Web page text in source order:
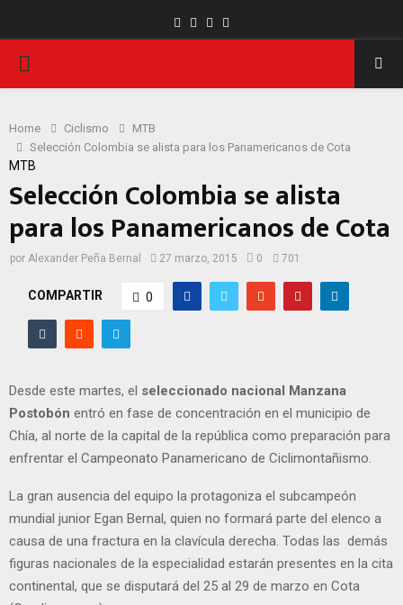
Facebook
TwitterInstagram
PRIMARY
Home Ciclismo
MTB
Selección Colombia se alista para los Panamericanos de Cota
MTB
Selección Colombia se alista
para los Panamericanos de Cota
por Alexander Peña Bernal 27 marzo, 2015 0 701
COMPARTIR 0
Desde este martes, el seleccionado nacional Manzana
Postobón entró en fase de concentración en el municipio de
Chía, al norte de la capital de la república como preparación para
enfrentar el Campeonato Panamericano de Ciclimontañismo.
La gran ausencia del equipo la protagoniza el subcampeón
mundial junior Egan Bernal, quien no formará parte del elenco a
causa de una fractura en la clavícula derecha. Todas las demás
figuras nacionales de la especialidad estarán presentes en la cita
continental, que se disputará del 25 al 29 de marzo en Cota